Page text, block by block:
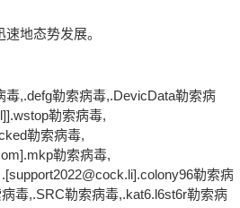
地态势发展。
,.defg勒索病毒,.DevicData勒索病
勒索病毒,
勒索病毒,
勒索病毒,
勒索病
毒,.SRC勒索病毒,.kat6.l6st6r勒索病